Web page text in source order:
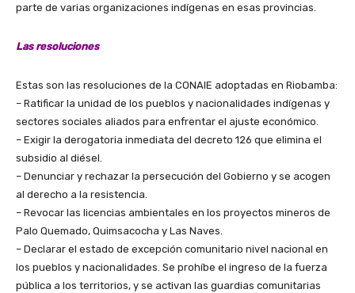
parte de varias organizaciones indígenas en esas provincias.
Las resoluciones
Estas son las resoluciones de la CONAIE adoptadas en Riobamba:
– Ratificar la unidad de los pueblos y nacionalidades indígenas y
sectores sociales aliados para enfrentar el ajuste económico.
– Exigir la derogatoria inmediata del decreto 126 que elimina el
subsidio al diésel.
– Denunciar y rechazar la persecución del Gobierno y se acogen
al derecho a la resistencia.
– Revocar las licencias ambientales en los proyectos mineros de
Palo Quemado, Quimsacocha y Las Naves.
– Declarar el estado de excepción comunitario nivel nacional en
los pueblos y nacionalidades. Se prohíbe el ingreso de la fuerza
pública a los territorios, y se activan las guardias comunitarias